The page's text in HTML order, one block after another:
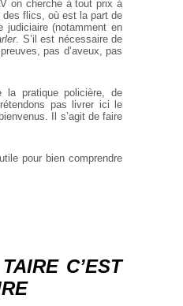
on cherche à tout prix à
des flics, où est la part de
(notamment en
. S’il est nécessaire de
pas d’aveux, pas
la pratique policière, de
pas livrer ici le
Il s’agit de faire
pour bien comprendre
C’EST